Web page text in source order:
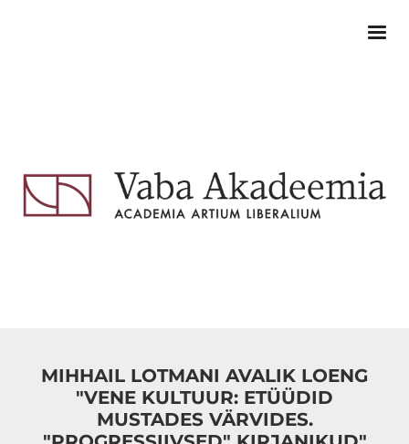
MIHHAIL LOTMANI AVALIK LOENG
"VENE KULTUUR: ETÜÜDID
MUSTADES VÄRVIDES.